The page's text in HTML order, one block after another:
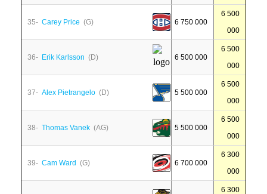
35- Carey Price (G) 6 750 000
6 500
000
36- Erik Karlsson (D) 6 500 000
6 500
000
37- Alex Pietrangelo (D) 5 500 000
6 500
000
38- Thomas Vanek (AG) 5 500 000
6 500
000
39- Cam Ward (G) 6 700 000
6 300
000
6 300